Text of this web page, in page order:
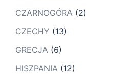
CZARNOGÓRA (2)
CZECHY (13)
GRECJA (6)
HISZPANIA (12)